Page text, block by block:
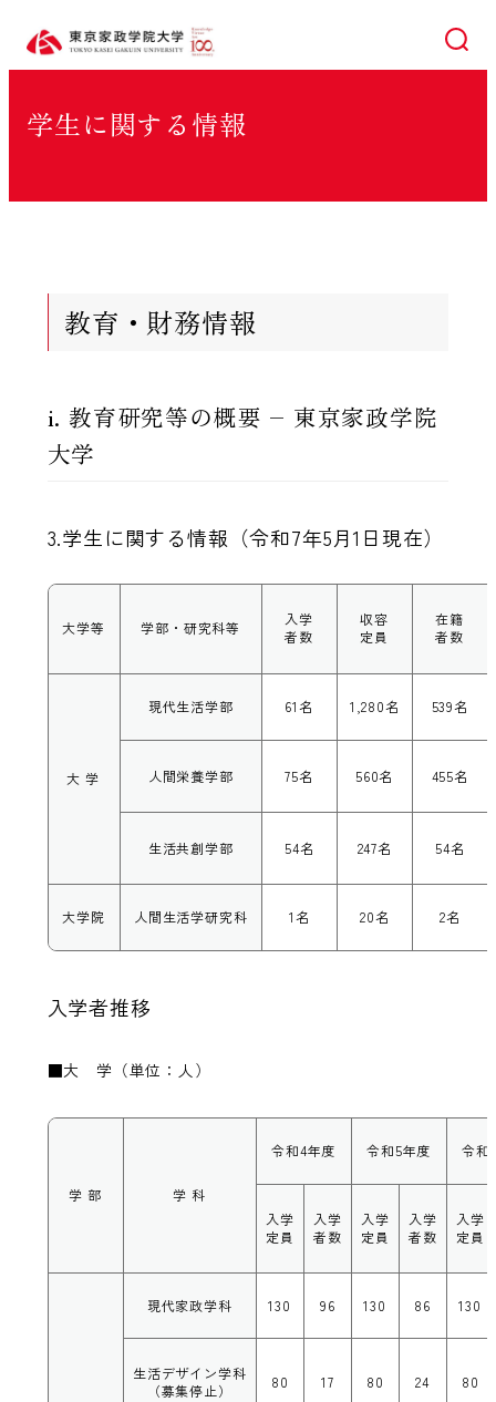
検索
学生に関する情報
教育・財務情報
i. 教育研究等の概要 – 東京家政学院
大学
3.学生に関する情報（令和7年5月1日現在）
大学等 学部・研究科等
入学
者数
収容
定員
在籍
者数
大 学
現代生活学部 61名 1,280名 539名
人間栄養学部 75名 560名 455名
生活共創学部 54名 247名 54名
大学院 人間生活学研究科 1名 20名 2名
入学者推移
■大 学（単位：人）
学 部 学 科
令和4年度 令和5年度 令和
入学
定員
入学
者数
入学
定員
入学
者数
入学
定員
現代家政学科 130 96 130 86 130
生活デザイン学科
（募集停止）
80 17 80 24 80